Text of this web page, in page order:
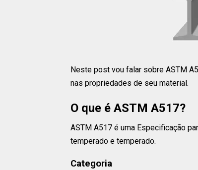
Neste post vou falar sobre ASTM
nas propriedades de seu material.
O que é ASTM A517?
ASTM A517 é uma Especificação
temperado e temperado.
Categoria